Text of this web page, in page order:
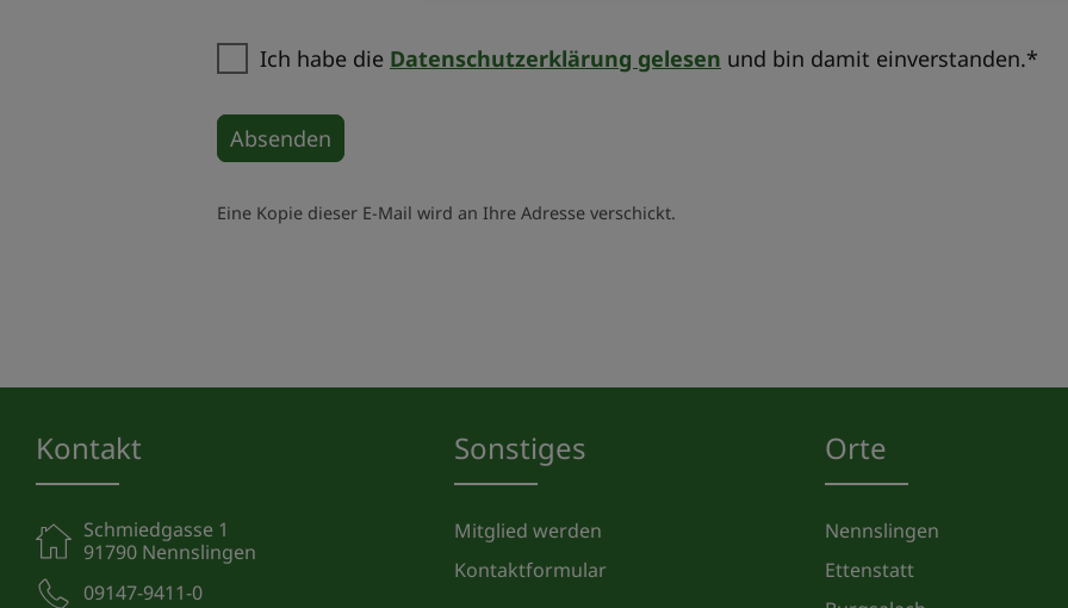
Ich habe die Datenschutzerklärung gelesen und bin damit einverstanden.*
Absenden
Eine Kopie dieser E-Mail wird an Ihre Adresse verschickt.
Kontakt
Schmiedgasse 1
91790 Nennslingen
09147-9411-0
Sonstiges
Mitglied werden
Kontaktformular
Orte
Nennslingen
Ettenstatt